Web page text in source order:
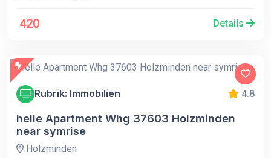
420 Details
Rubrik: Immobilien 4.8
helle Apartment Whg 37603 Holzminden
near symrise
Holzminden